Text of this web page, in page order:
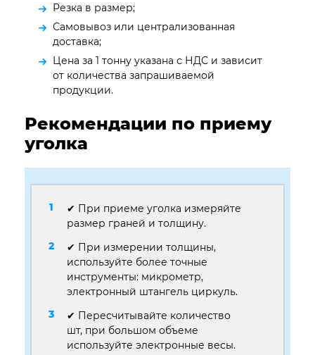
Резка в размер;
Самовывоз или централизованная
доставка;
Цена за 1 тонну указана с НДС и зависит
от количества запрашиваемой
продукции.
Рекомендации по приему
уголка
✔ При приеме уголка измеряйте
размер граней и толщину.
✔ При измерении толщины,
используйте более точные
инструменты: микрометр,
электронный штангель циркуль.
✔ Пересчитывайте количество
шт, при большом объеме
используйте электронные весы.